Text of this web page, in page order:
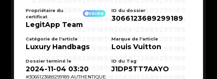
#3066123689299189
#3066123689299189
#3066123689299189
#3066123689299189
#3066123689299189
#3066123689299189
#3066123689299189
#3066123689299189
#3066123689299189
#3066123689299189
#3066123689299189
#3066123689299189
#3066123689299189
#3066123689299189
#3066123689299189
#3066123689299189
#3066123689299189
#3066123689299189
#3066123689299189
#3066123689299189
#3066123689299189
#3066123689299189
#3066123689299189
#3066123689299189
Propriétaire du
certificat
Vérifié
LegitApp Team
ID du dossier
3066123689299189
Catégorie de l'article
Luxury Handbags
Marque de l'article
Louis Vuitton
Dossier terminé le
2024-11-04 03:20
ID du Tag
J1DP5TT7AAYO
#3066123689299189 AUTHENTIQUE